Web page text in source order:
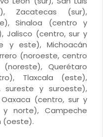
Zacatecas (sur),
Sinaloa (centro y
Jalisco (centro, sur y
y este), Michoacán
(noroeste, centro
Querétaro
Tlaxcala (este),
sureste y suroeste),
(centro, sur y
norte), Campeche
(oeste).